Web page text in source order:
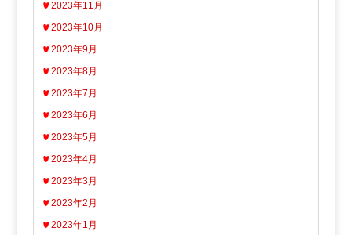
2023年11月
2023年10月
2023年9月
2023年8月
2023年7月
2023年6月
2023年5月
2023年4月
2023年3月
2023年2月
2023年1月